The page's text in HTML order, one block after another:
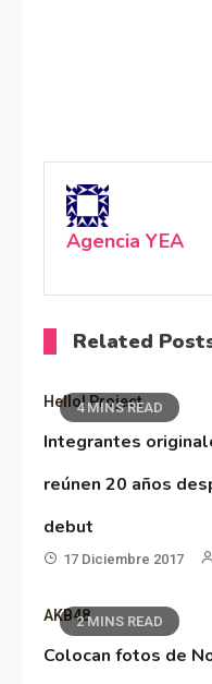
Agencia YEA
Related
4 MINS READ
Hello! Project
Integrantes
reúnen 20 años
debut
17 Diciembre 2017
2 MINS READ
AKB48
Colocan fotos de